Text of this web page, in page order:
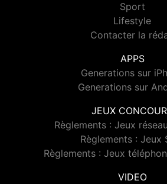
Sport
Lifestyle
Contacter la
APPS
Generations sur
Generations sur
JEUX
Règlements : Jeux
Règlements : Jeux
Règlements : Jeux
VIDEO